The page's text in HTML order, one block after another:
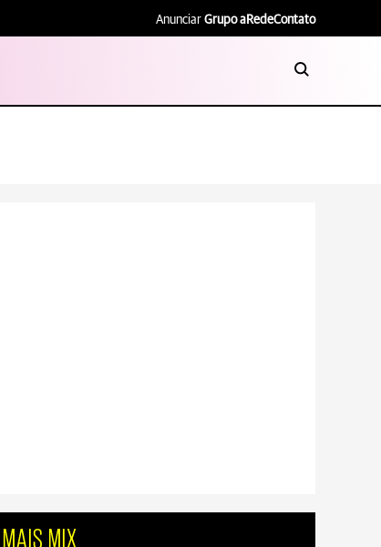
Anunciar Grupo aRedeContato
MAIS MIX